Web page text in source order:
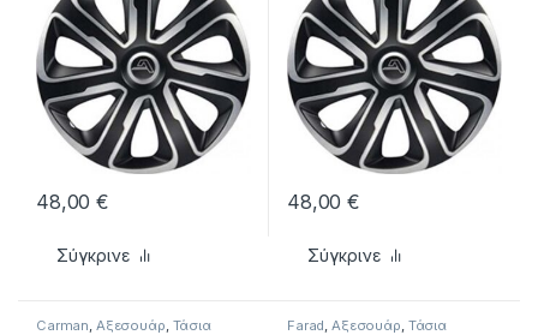
48,00€
Σύγκρινε
48,00€
Σύγκρινε
Carman Αξεσουάρ Τάσια Farad Αξεσουάρ Τάσια